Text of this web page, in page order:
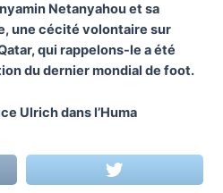
Netanyahou et sa
une cécité volontaire sur
qui rappelons-le a été
du dernier mondial de foot.
Ulrich dans l’Huma